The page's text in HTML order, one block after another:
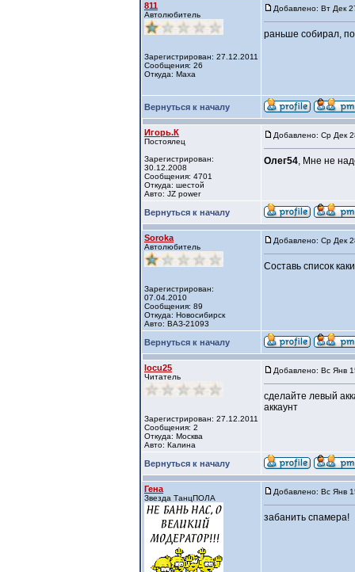
811
Автолюбитель
Зарегистрирован: 27.12.2011
Сообщения: 26
Откуда: Маха
Добавлено: Вт Дек
раньше собирал,
Вернуться к началу
Игорь.К
Постоялец
Зарегистрирован:
30.12.2008
Сообщения: 4701
Откуда: шестой
Авто: JZ power
Добавлено: Ср Дек
Олег54, Мне не
Вернуться к началу
Soroka
Автолюбитель
Зарегистрирован:
07.04.2010
Сообщения: 89
Откуда: Новосибирск
Авто: ВАЗ-21093
Добавлено: Ср Дек
Составь список
Вернуться к началу
locu25
Читатель
Зарегистрирован: 27.12.2011
Сообщения: 2
Откуда: Москва
Авто: Калина
Добавлено: Вс Янв
сделайте левый
аккаунт
Вернуться к началу
Гена
Звезда ТанцПОЛА
Добавлено: Вс Янв
забанить спамера!